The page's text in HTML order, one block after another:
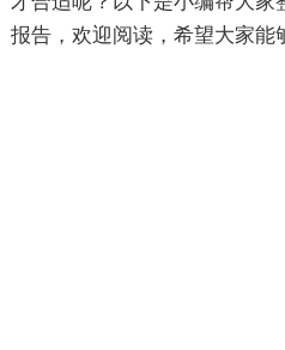
报告，欢迎阅读，希望大家能